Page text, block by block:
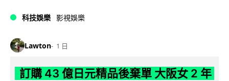
科技娛樂 影視娛樂
Lawton 1 日
訂購 43 億日元精品後棄單 大阪女 2 年